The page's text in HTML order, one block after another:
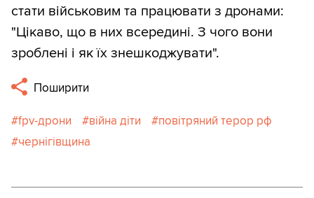
стати військовим та працювати з дронами:
"Цікаво, що в них всередині. З чого вони
зроблені і як їх знешкоджувати".
Поширити
fpv-дрони війна діти
повітряний терор рф
чернігівщина